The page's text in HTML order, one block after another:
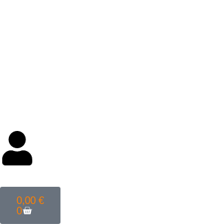
0,00 €
0